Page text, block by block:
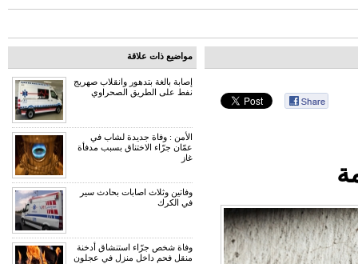
مواضيع ذات علاقة
إصابة بالغة بتدهور وانقلاب صهريج
نفط على الطريق الصحراوي
الأمن : وفاة جديدة لشاب في
عمّان جرّاء الاختناق بسبب مدفأة
غاز
وفاتين وثلاث اصابات بحادث سير
في الكرك
وفاة شخص جرّاء استنشاق أدخنة
منقل فحم داخل منزل في عجلون